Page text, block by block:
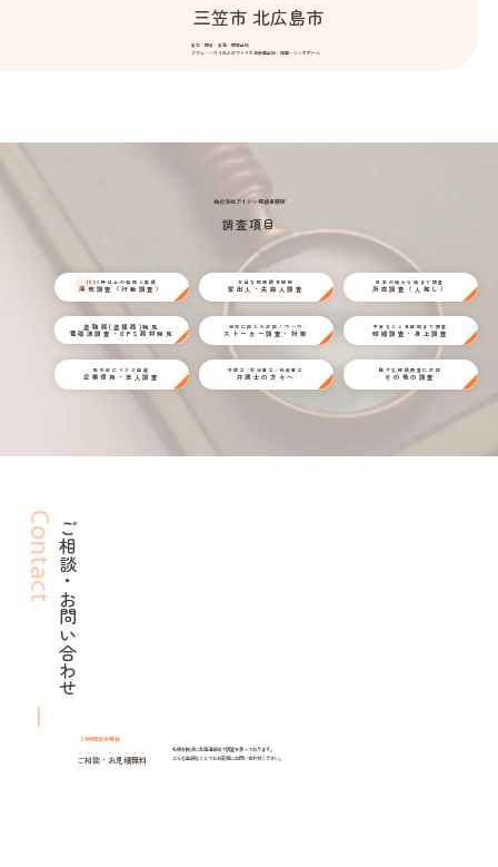
三笠市 北広島市
東北・関東・東海・関西全域
グアム・ハワイおよびアメリカ合衆国全域・韓国・シンガポール
株式会社アイシン探偵事務所
調査項目
1000件以上の経験と実績
浮気調査（行動調査）
万全な情報網を駆使
家出人・失踪人調査
日本の端から端まで調査
所在調査（人探し）
盗聴器(盗撮器)発見
電磁波調査・GPS器材発見
状況に応じた対応ノウハウ
ストーカー調査・対策
不安なことを細部まで調査
結婚調査・身上調査
取引前にリスク回避
企業信用・法人調査
弁護士/司法書士/行政書士
弁護士の方々へ
様々な探偵調査に対応
その他の調査
ご相談・お問い合わせ
Contact
24時間年中無休
ご相談 ・ お見積無料
札幌を拠点に北海道全域で調査を承っております。
どんな些細なことでもお気軽にお問い合わせください。